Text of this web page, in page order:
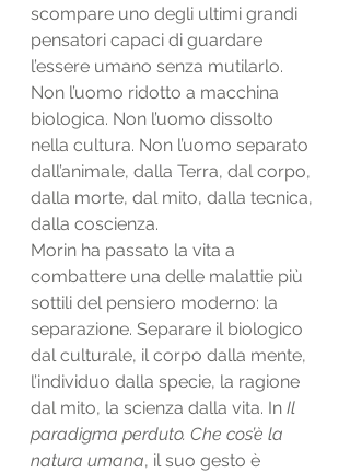
scompare uno degli ultimi grandi
pensatori capaci di guardare
l’essere umano senza mutilarlo.
Non l’uomo ridotto a macchina
biologica. Non l’uomo dissolto
nella cultura. Non l’uomo separato
dall’animale, dalla Terra, dal corpo,
dalla morte, dal mito, dalla tecnica,
dalla coscienza.
Morin ha passato la vita a
combattere una delle malattie più
sottili del pensiero moderno: la
separazione. Separare il biologico
dal culturale, il corpo dalla mente,
l’individuo dalla specie, la ragione
dal mito, la scienza dalla vita. In Il
paradigma perduto. Che cos’è la
natura umana, il suo gesto è